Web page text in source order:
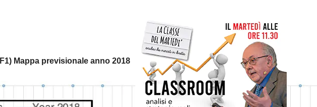
F1) Mappa previsionale anno 2018